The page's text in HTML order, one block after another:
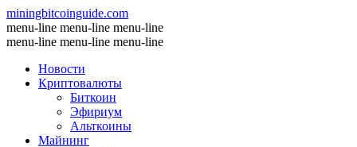
miningbitcoinguide.com
menu-line menu-line menu-line
menu-line menu-line menu-line
Новости
Криптовалюты
Биткоин
Эфириум
Альткоины
Майнинг